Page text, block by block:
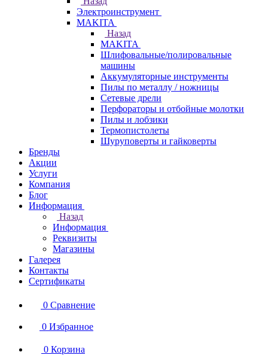
Электроинструмент
МAKITA
Назад
МAKITA
Шлифовальные/полировальные
машины
Аккумуляторные инструменты
Пилы по металлу / ножницы
Сетевые дрели
Перфораторы и отбойные молотки
Пилы и лобзики
Термопистолеты
Шуруповерты и гайковерты
Бренды
Акции
Услуги
Компания
Блог
Информация
Назад
Информация
Реквизиты
Магазины
Галерея
Контакты
Сертификаты
0 Сравнение
0 Избранное
0 Корзина